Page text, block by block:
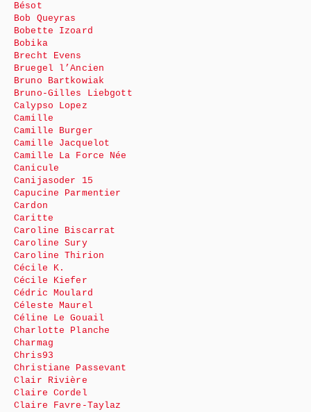
Bésot
Bob Queyras
Bobette Izoard
Bobika
Brecht Evens
Bruegel l’Ancien
Bruno Bartkowiak
Bruno-Gilles Liebgott
Calypso Lopez
Camille
Camille Burger
Camille Jacquelot
Camille La Force Née
Canicule
Canijasoder 15
Capucine Parmentier
Cardon
Caritte
Caroline Biscarrat
Caroline Sury
Caroline Thirion
Cécile K.
Cécile Kiefer
Cédric Moulard
Céleste Maurel
Céline Le Gouail
Charlotte Planche
Charmag
Chris93
Christiane Passevant
Clair Rivière
Claire Cordel
Claire Favre-Taylaz